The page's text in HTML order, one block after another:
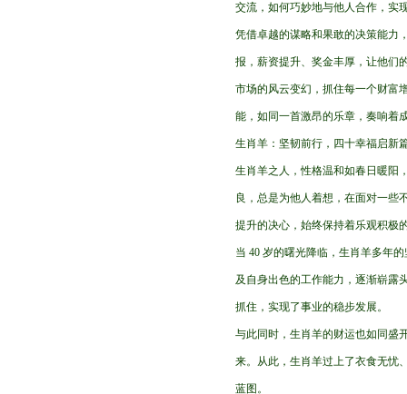
交流，如何巧妙地与他人合作，实
凭借卓越的谋略和果敢的决策能力
报，薪资提升、奖金丰厚，让他们
市场的风云变幻，抓住每一个财富
能，如同一首激昂的乐章，奏响着
生肖羊：坚韧前行，四十幸福启新
生肖羊之人，性格温和如春日暖阳
良，总是为他人着想，在面对一些
提升的决心，始终保持着乐观积极
当 40 岁的曙光降临，生肖羊多年
及自身出色的工作能力，逐渐崭露
抓住，实现了事业的稳步发展。
与此同时，生肖羊的财运也如同盛
来。从此，生肖羊过上了衣食无忧
蓝图。